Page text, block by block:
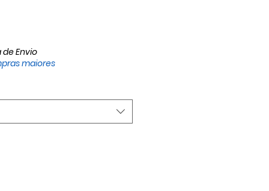
de Envio
maiores